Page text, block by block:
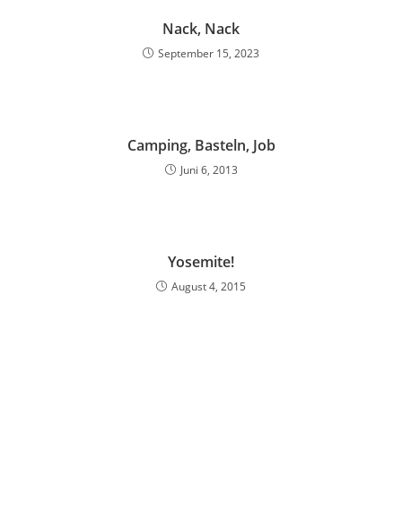
Nack, Nack
September 15, 2023
Camping, Basteln, Job
Juni 6, 2013
Yosemite!
August 4, 2015